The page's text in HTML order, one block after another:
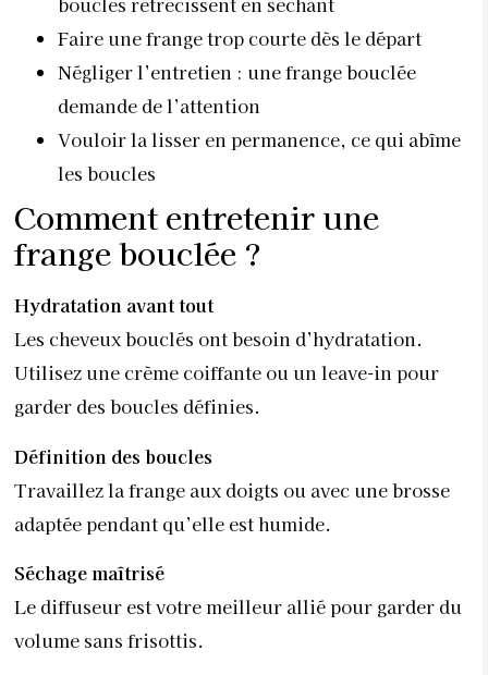
Faire une frange trop courte dès le départ
Négliger l’entretien : une frange bouclée
demande de l’attention
Vouloir la lisser en permanence, ce qui abîme
les boucles
Comment entretenir une
frange bouclée ?
Hydratation avant tout
Les cheveux bouclés ont besoin d’hydratation.
Utilisez une crème coiffante ou un leave-in pour
garder des boucles définies.
Définition des boucles
Travaillez la frange aux doigts ou avec une brosse
adaptée pendant qu’elle est humide.
Séchage maîtrisé
Le diffuseur est votre meilleur allié pour garder du
volume sans frisottis.